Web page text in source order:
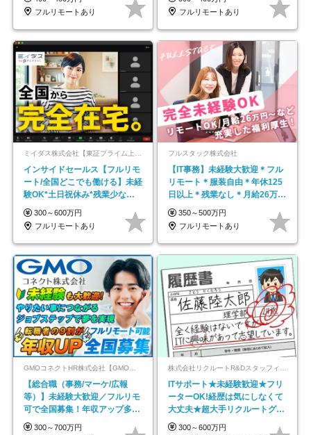
フルリモートあり
フルリモートあり
ミイダス株式会社【東証プライム上場パーソルグループ】
インサイドセールス【フルリモ
ート/全国どこでも働ける】未経
験OK*土日祝休み*残業少なめ*
在宅勤務手当あり
300～600万円
フルリモートあり
フルスタック株式会社
【IT事務】未経験大歓迎＊フル
リモート＊服装自由＊年休125
日以上＊残業なし＊月給26万円
以上
350～500万円
フルリモートあり
GMOコネクトHR株式会社【GMOインターネットグループ】
【総合職（事務/マーケ/広報
等）】未経験大歓迎／フルリモ
可で全国募集！年収アップ多数
★年休最大130日★
300～700万円
ITサポート★未経験歓迎★フリ
ーターOK!経歴は気にしなくて
大丈夫★超大手リクルートグル
ープの正社員/sg
300～600万円